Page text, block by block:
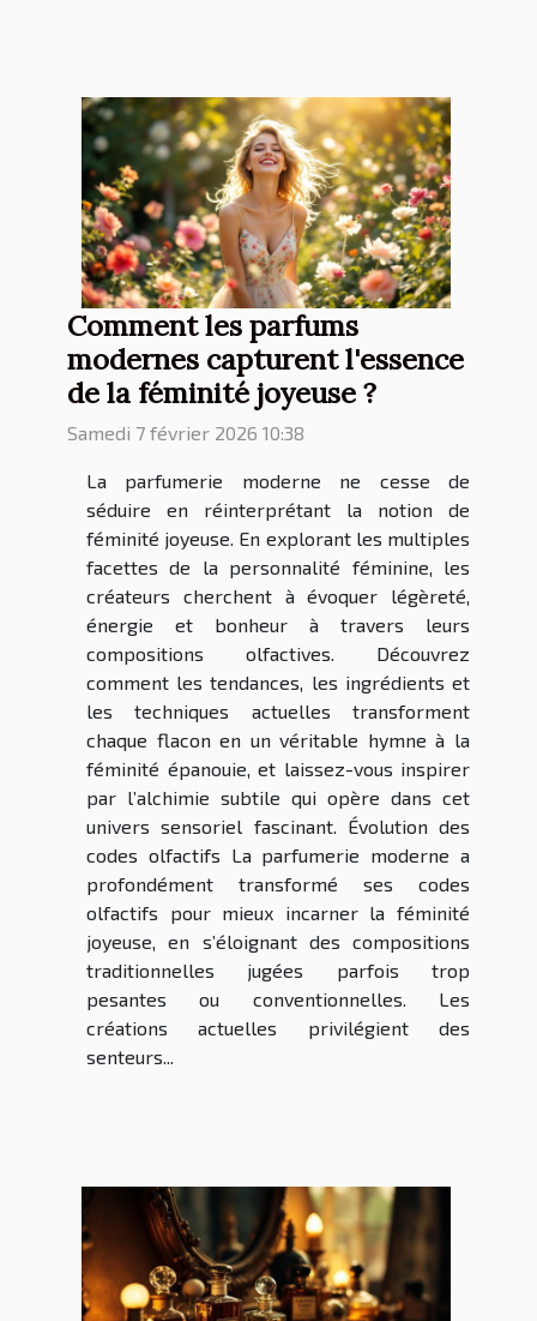
Comment les parfums
modernes capturent l'essence
de la féminité joyeuse ?
Samedi 7 février 2026 10:38
La parfumerie moderne ne cesse de
séduire en réinterprétant la notion de
féminité joyeuse. En explorant les multiples
facettes de la personnalité féminine, les
créateurs cherchent à évoquer légèreté,
énergie et bonheur à travers leurs
compositions olfactives. Découvrez
comment les tendances, les ingrédients et
les techniques actuelles transforment
chaque flacon en un véritable hymne à la
féminité épanouie, et laissez-vous inspirer
par l’alchimie subtile qui opère dans cet
univers sensoriel fascinant. Évolution des
codes olfactifs La parfumerie moderne a
profondément transformé ses codes
olfactifs pour mieux incarner la féminité
joyeuse, en s’éloignant des compositions
traditionnelles jugées parfois trop
pesantes ou conventionnelles. Les
créations actuelles privilégient des
senteurs...